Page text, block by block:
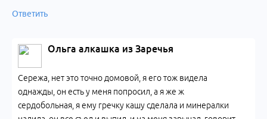
Ответить
Ольга алкашка из Заречья
Сережа, нет это точно домовой, я его тож видела
однажды, он есть у меня попросил, а я же ж
сердобольная, я ему гречку кашу сделала и минералки